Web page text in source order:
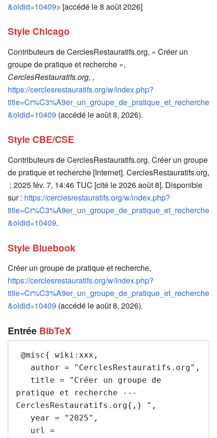
&oldid=10409> [accédé le 8 août 2026]
Style Chicago
Contributeurs de CerclesRestauratifs.org, « Créer un
groupe de pratique et recherche »,
CerclesRestauratifs.org, ,
https://cerclesrestauratifs.org/w/index.php?
title=Cr%C3%A9er_un_groupe_de_pratique_et_recherche
&oldid=10409 (accédé le août 8, 2026).
Style CBE/CSE
Contributeurs de CerclesRestauratifs.org. Créer un groupe
de pratique et recherche [Internet]. CerclesRestauratifs.org,
; 2025 fév. 7, 14:46 TUC [cité le 2026 août 8]. Disponible
sur : https://cerclesrestauratifs.org/w/index.php?
title=Cr%C3%A9er_un_groupe_de_pratique_et_recherche
&oldid=10409.
Style Bluebook
Créer un groupe de pratique et recherche,
https://cerclesrestauratifs.org/w/index.php?
title=Cr%C3%A9er_un_groupe_de_pratique_et_recherche
&oldid=10409 (accédé le août 8, 2026).
Entrée BibTeX
pratique et recherche ---
CerclesRestauratifs.org{,} ",